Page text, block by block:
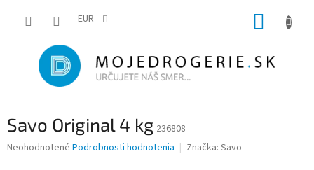
EUR
Savo Original 4 kg 236808
Priemerné
Neohodnotené Podrobnosti hodnotenia Značka: Savo